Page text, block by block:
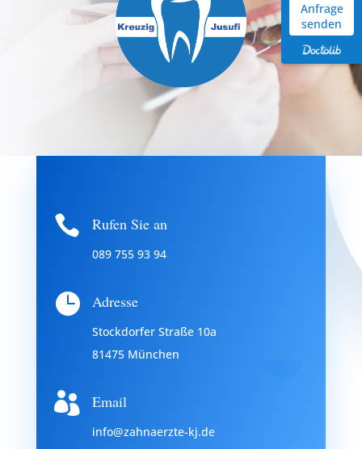
Anfrage
senden
 Rufen Sie an
089 755 93 94
 Adresse
Stockdorfer Straße 10a
81475 München
 Email
info@zahnaerzte-kj.de